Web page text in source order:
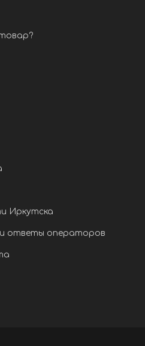
Иркутска
и ответы операторов